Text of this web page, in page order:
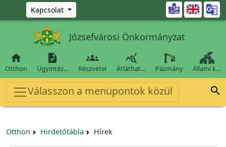
Ugrás a fő tartalomra
Kapcsolat 
Józsefvárosi Önkormányzat

Otthon

Ügyintéz…

Részvétel

Átláthat… Pázmány Állami k…
Válasszon a menüpontok közül 
Otthon Hirdetőtábla Hírek